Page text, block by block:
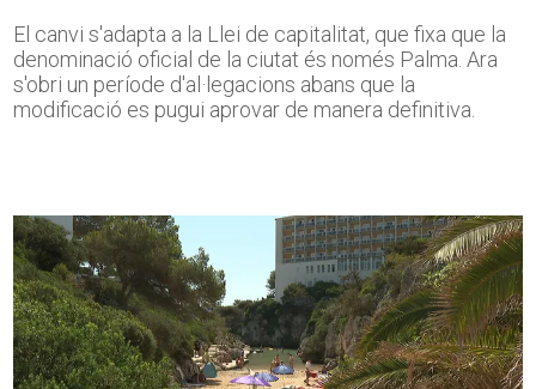
El canvi s'adapta a la Llei de capitalitat, que fixa que la
denominació oficial de la ciutat és només Palma. Ara
s'obri un període d'al·legacions abans que la
modificació es pugui aprovar de manera definitiva.